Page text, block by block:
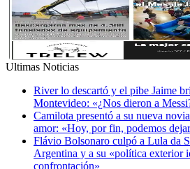
Ultimas Noticias
River lo descartó y el pibe Jaime
Montevideo: «¿Nos dieron a
Camilota presentó a su nueva
amor: «Hoy, por fin, podemos
Flávio Bolsonaro culpó a Lula da
Argentina y a su «política exterior
confrontación»